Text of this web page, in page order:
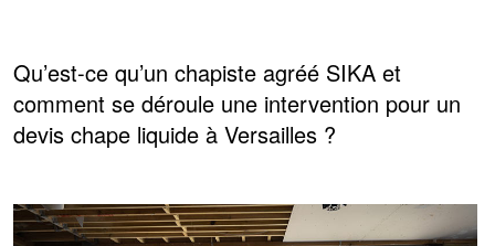
Qu’est-ce qu’un chapiste agréé SIKA et
comment se déroule une intervention pour un
devis chape liquide à Versailles ?